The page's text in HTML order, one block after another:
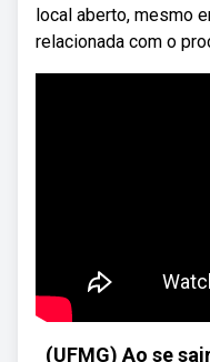
local aberto, mesmo
relacionada com o
(UFMG) Ao se